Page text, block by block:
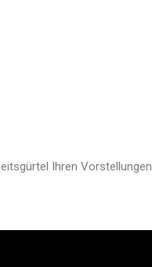
Ihren Vorstellungen